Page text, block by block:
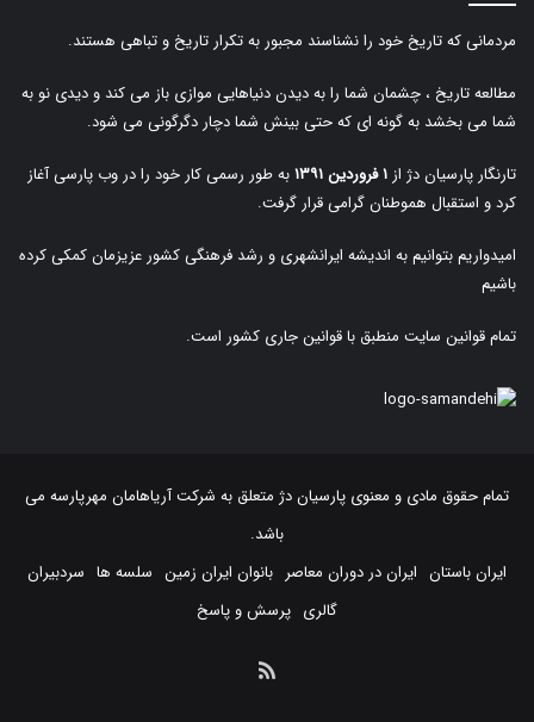
مردمانی که تاریخ خود را نشناسند مجبور به تکرار تاریخ و تباهی هستند.
مطالعه تاریخ ، چشمان شما را به دیدن دنیاهایی موازی باز می کند و دیدی نو به
شما می بخشد به گونه ای که حتی بینش شما دچار دگرگونی می شود.
تارنگار پارسیان دژ از ۱ فروردین ۱۳۹۱
به طور رسمی کار خود را در وب پارسی آغاز
کرد و استقبال هموطنان گرامی قرار گرفت.
امیدواریم بتوانیم به اندیشه ایرانشهری و رشد فرهنگی کشور عزیزمان کمکی کرده
باشیم
تمام قوانین سایت منطبق با قوانین جاری کشور است.
تمام حقوق مادی و معنوی پارسیان دژ متعلق به شرکت آریاهامان مهرپارسه می
باشد.
ایران باستان ایران در دوران معاصر بانوان ایران زمین سلسه ها سردبیران
گالری پرسش و پاسخ
خوراک